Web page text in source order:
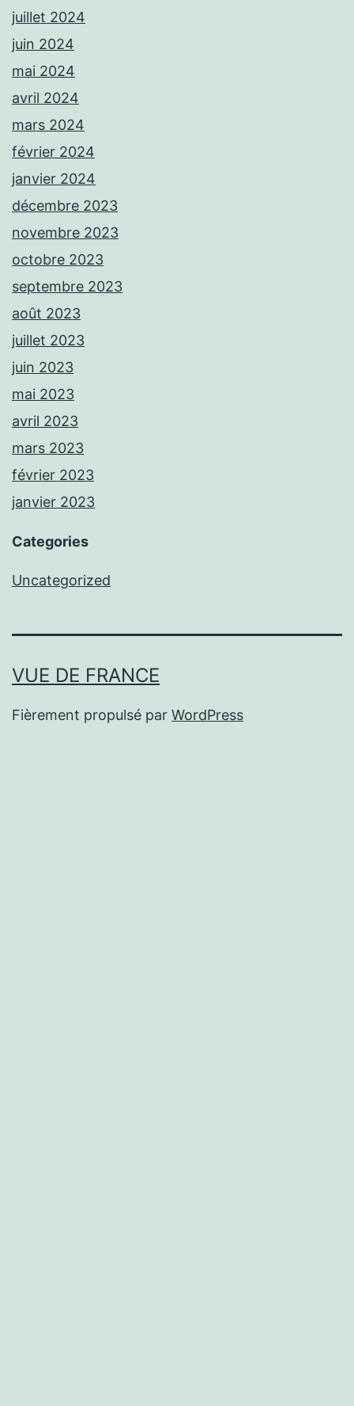
juillet 2024
juin 2024
mai 2024
avril 2024
mars 2024
février 2024
janvier 2024
décembre 2023
novembre 2023
octobre 2023
septembre 2023
août 2023
juillet 2023
juin 2023
mai 2023
avril 2023
mars 2023
février 2023
janvier 2023
Categories
Uncategorized
VUE DE FRANCE
Fièrement propulsé par WordPress